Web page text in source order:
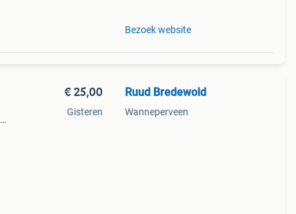
Bezoek website
€ 25,00
Gisteren
Ruud Bredewold
Wanneperveen